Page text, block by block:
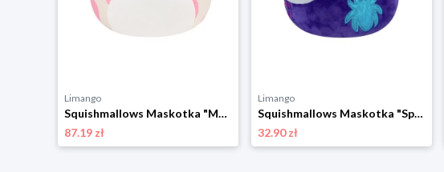
Limango
Squishmallows Maskotka "Mondy - Hot Pink And White Sea Cow" - 3+ rozmiar: onesize
87.19 zł
Limango
Squishmallows Maskotka "Spidey and His Amazing Friends" - 3+ (produkt niespodzianka) rozmiar: onesize
32.90 zł